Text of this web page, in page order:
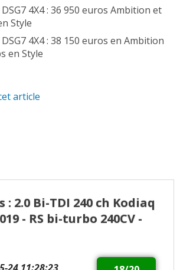
4X4 : 36 950 euros Ambition et
Style
4X4 : 38 150 euros en Ambition
en Style
article
2.0 Bi-TDI 240 ch Kodiaq
- RS bi-turbo 240CV -